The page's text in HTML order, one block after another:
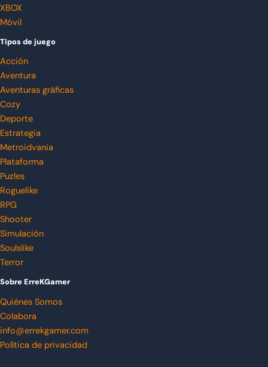
XBOX
Móvil
Tipos de juego
Acción
Aventura
Aventuras gráficas
Cozy
Deporte
Estrategia
Metroidvania
Plataforma
Puzles
Roguelike
RPG
Shooter
Simulación
Soulslike
Terror
Sobre ErreKGamer
Quiénes Somos
Colabora
info@errekgamer.com
Política de privacidad